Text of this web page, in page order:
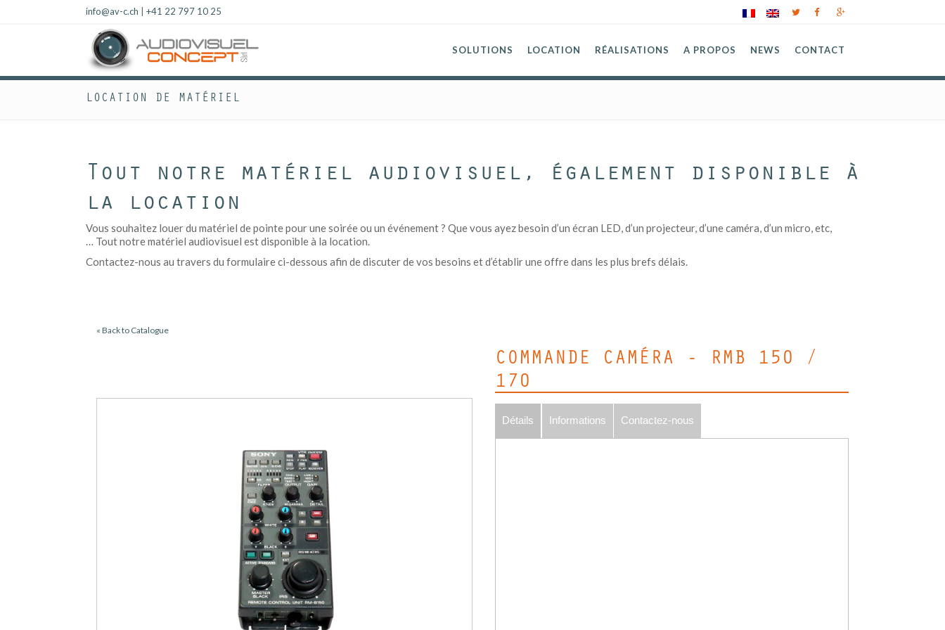
info@av-c.ch +41 22 797 10 25
SOLUTIONS LOCATION RÉALISATIONS A PROPOS NEWS CONTACT
LOCATION DE MATÉRIEL
Tout notre matériel audiovisuel, également disponible à
la location
Vous souhaitez louer du matériel de pointe pour une soirée ou un événement ? Que vous ayez besoin d’un écran LED, d’un projecteur, d’une caméra, d’un micro, etc,
… Tout notre matériel audiovisuel est disponible à la location.
Contactez-nous au travers du formulaire ci-dessous afin de discuter de vos besoins et d’établir une offre dans les plus brefs délais.
« Back to Catalogue
COMMANDE CAMÉRA - RMB 150 /
170
Détails Informations Contactez-nous